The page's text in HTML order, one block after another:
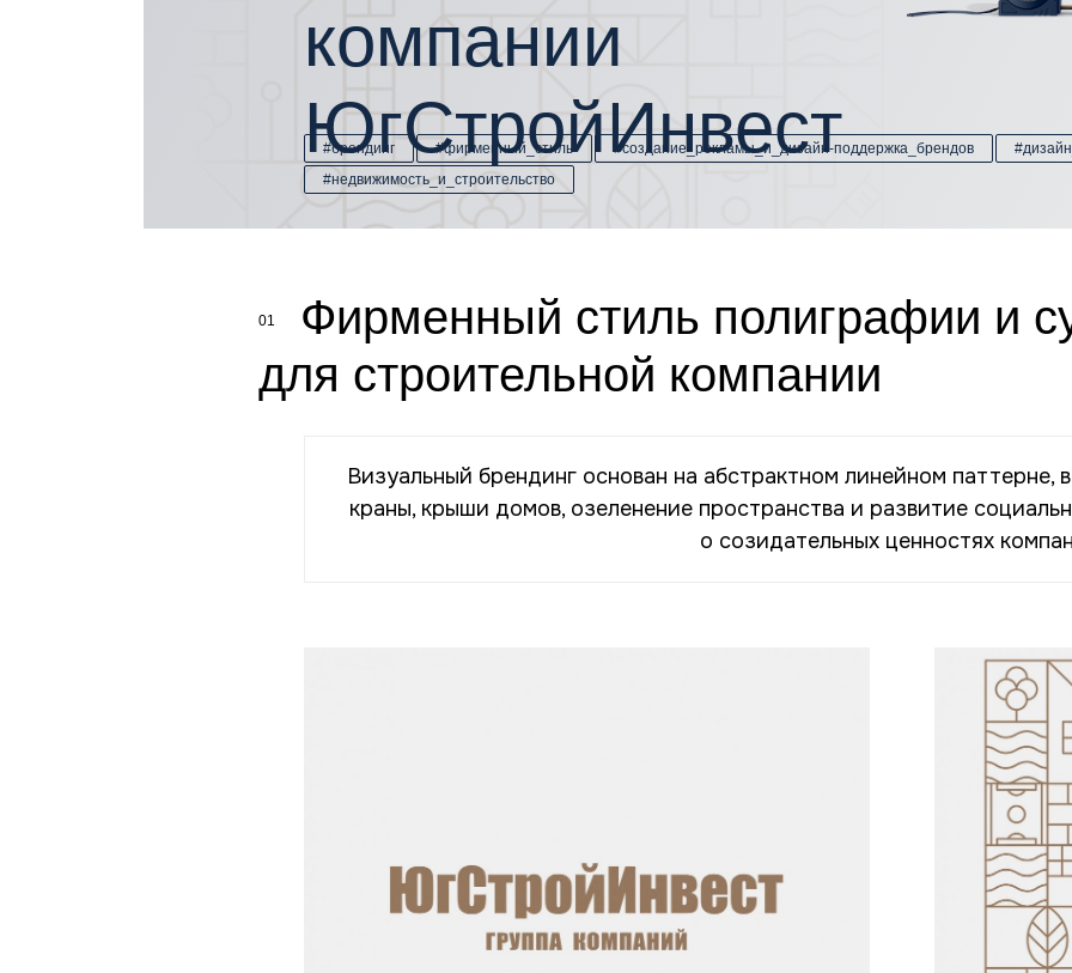
компании
ЮгСтройИнвест
#брендинг #фирменный_стиль #создание_рекламы_и_дизайн-поддержка_брендов
#недвижимость_и_строительство
01
Фирменный стиль полиграфии и
для строительной компании
Визуальный брендинг основан на абстрактном линейном
краны, крыши домов, озеленение пространства и развитие
о созидательных ценностях